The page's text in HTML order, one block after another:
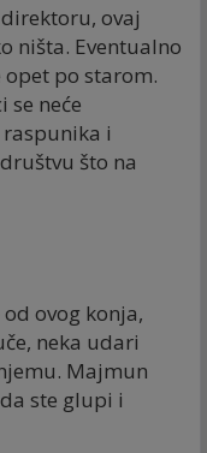
ovaj
ništa. Eventualno
opet po starom.
se neće
i
što na
ovog konja,
neka udari
Majmun
ste glupi i